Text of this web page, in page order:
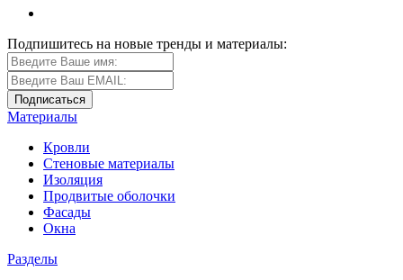
Подпишитесь на новые тренды и материалы:
Материалы
Кровли
Стеновые материалы
Изоляция
Продвитые оболочки
Фасады
Окна
Разделы